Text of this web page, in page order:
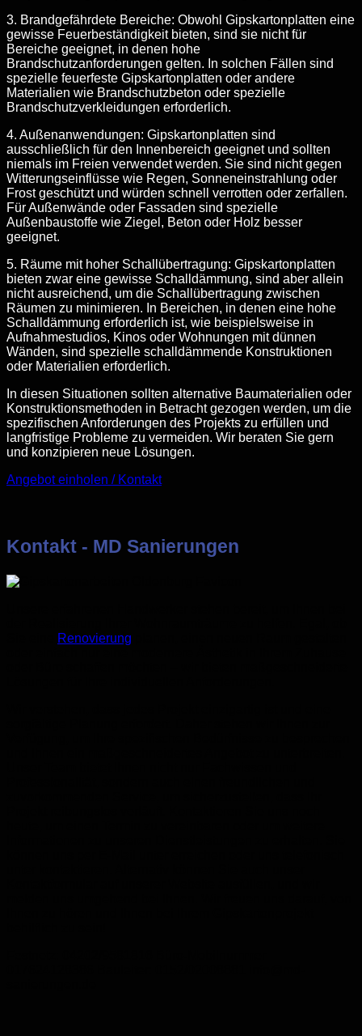
3. Brandgefährdete Bereiche: Obwohl Gipskartonplatten eine
gewisse Feuerbeständigkeit bieten, sind sie nicht für
Bereiche geeignet, in denen hohe
Brandschutzanforderungen gelten. In solchen Fällen sind
spezielle feuerfeste Gipskartonplatten oder andere
Materialien wie Brandschutzbeton oder spezielle
Brandschutzverkleidungen erforderlich.
4. Außenanwendungen: Gipskartonplatten sind
ausschließlich für den Innenbereich geeignet und sollten
niemals im Freien verwendet werden. Sie sind nicht gegen
Witterungseinflüsse wie Regen, Sonneneinstrahlung oder
Frost geschützt und würden schnell verrotten oder zerfallen.
Für Außenwände oder Fassaden sind spezielle
Außenbaustoffe wie Ziegel, Beton oder Holz besser
geeignet.
5. Räume mit hoher Schallübertragung: Gipskartonplatten
bieten zwar eine gewisse Schalldämmung, sind aber allein
nicht ausreichend, um die Schallübertragung zwischen
Räumen zu minimieren. In Bereichen, in denen eine hohe
Schalldämmung erforderlich ist, wie beispielsweise in
Aufnahmestudios, Kinos oder Wohnungen mit dünnen
Wänden, sind spezielle schalldämmende Konstruktionen
oder Materialien erforderlich.
In diesen Situationen sollten alternative Baumaterialien oder
Konstruktionsmethoden in Betracht gezogen werden, um die
spezifischen Anforderungen des Projekts zu erfüllen und
langfristige Probleme zu vermeiden. Wir beraten Sie gern
und konzipieren neue Lösungen.
Angebot einholen / Kontakt
Kontakt - MD Sanierungen
Renovierung